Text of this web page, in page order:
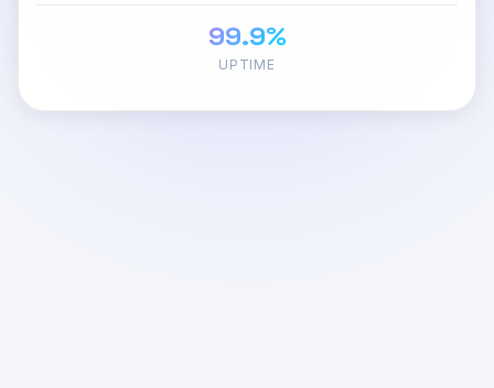
99.9%
UPTIME